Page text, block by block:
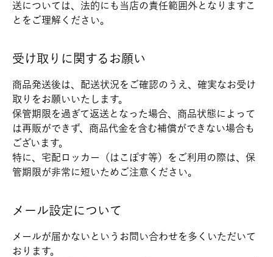
送については、法的にも当店の責任範囲外となりますこ
とをご理解ください。
受け取りに関するお願い
商品発送後は、配送状況をご確認のうえ、確実なお受け
取りをお願いいたします。
保管期限を過ぎて返送となった場合、商品状態によって
は再販ができず、商品代金を含む補償ができない場合も
ございます。
特に、宅配ロッカー（はこぽす等）をご利用の際は、保
管期限が非常に短いためご注意ください。
メール設定について
メールが届かないというお問い合わせを多くいただいて
おります。